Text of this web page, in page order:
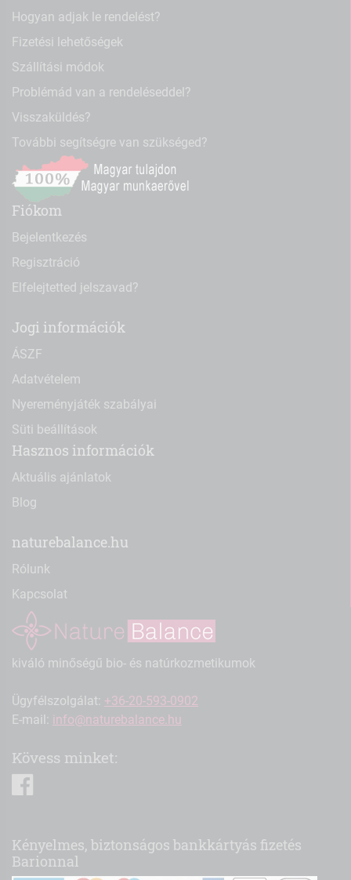
Hogyan adjak le rendelést?
Fizetési lehetőségek
Szállítási módok
Problémád van a rendeléseddel?
Visszaküldés?
További segítségre van szükséged?
Fiókom
Bejelentkezés
Regisztráció
Elfelejtetted jelszavad?
Jogi információk
ÁSZF
Adatvételem
Nyereményjáték szabályai
Süti beállítások
Hasznos információk
Aktuális ajánlatok
Blog
naturebalance.hu
Rólunk
Kapcsolat
kiváló minőségű bio- és natúrkozmetikumok
Ügyfélszolgálat: +36-20-593-0902
E-mail: info@naturebalance.hu
Kövess minket:
Kényelmes, biztonságos bankkártyás fizetés
Barionnal